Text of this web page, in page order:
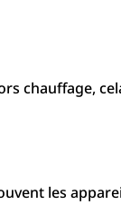
chauffage,
les